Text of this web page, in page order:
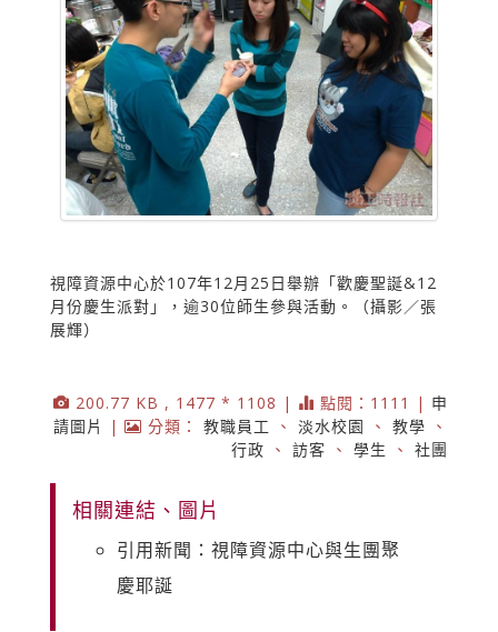
視障資源中心於107年12月25日舉辦「歡慶聖誕&12
月份慶生派對」，逾30位師生參與活動。（攝影／張
展輝）
200.77 KB , 1477 * 1108 | 點閱：1111 | 申
請圖片
| 分類： 教職員工 、 淡水校園 、 教學 、
行政 、 訪客 、 學生 、 社團
相關連結、圖片
引用新聞：視障資源中心與生團聚
慶耶誕